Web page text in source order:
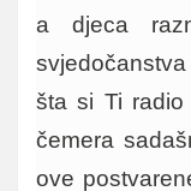
a djeca
šta si Ti
čemera
ove